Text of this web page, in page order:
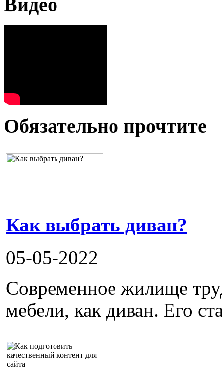
Видео
Обязательно прочтите
Как выбрать диван?
05-05-2022
Современное жилище
мебели, как диван. Его